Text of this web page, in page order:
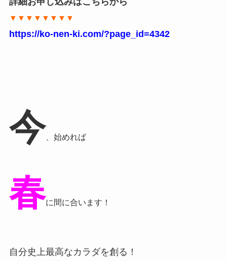
▼▼▼▼▼▼▼▼
https://ko-nen-ki.com/?page_id=4342
今 、始めれば
春に間に合います！
自分史上最高なカラダを創る！